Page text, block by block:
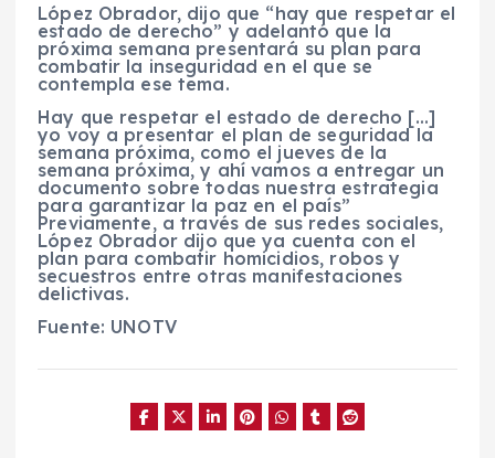
López Obrador, dijo que “hay que respetar el
estado de derecho” y adelantó que la
próxima semana presentará su plan para
combatir la inseguridad en el que se
contempla ese tema.
Hay que respetar el estado de derecho […]
yo voy a presentar el plan de seguridad la
semana próxima, como el jueves de la
semana próxima, y ahí vamos a entregar un
documento sobre todas nuestra estrategia
para garantizar la paz en el país”
Previamente, a través de sus redes sociales,
López Obrador dijo que ya cuenta con el
plan para combatir homicidios, robos y
secuestros entre otras manifestaciones
delictivas.
Fuente: UNOTV